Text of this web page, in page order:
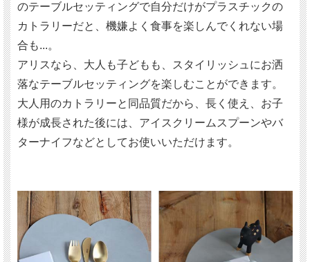
のテーブルセッティングで自分だけがプラスチックの
カトラリーだと、機嫌よく食事を楽しんでくれない場
合も...。
アリスなら、大人も子どもも、スタイリッシュにお洒
落なテーブルセッティングを楽しむことができます。
大人用のカトラリーと同品質だから、長く使え、お子
様が成長された後には、アイスクリームスプーンやバ
ターナイフなどとしてお使いいただけます。